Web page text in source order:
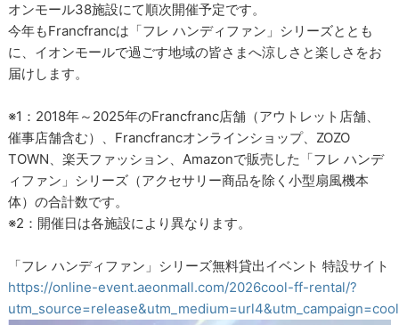
オンモール38施設にて順次開催予定です。
今年もFrancfrancは「フレ ハンディファン」シリーズととも
に、イオンモールで過ごす地域の皆さまへ涼しさと楽しさをお
届けします。
※1：2018年～2025年のFrancfranc店舗（アウトレット店舗、
催事店舗含む）、Francfrancオンラインショップ、ZOZO
TOWN、楽天ファッション、Amazonで販売した「フレ ハンデ
ィファン」シリーズ（アクセサリー商品を除く小型扇風機本
体）の合計数です。
※2：開催日は各施設により異なります。
「フレ ハンディファン」シリーズ無料貸出イベント 特設サイト
https://online-event.aeonmall.com/2026cool-ff-rental/?
utm_source=release&utm_medium=url4&utm_campaign=cool